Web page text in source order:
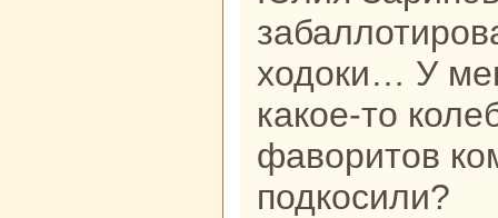
ходоки… У
какое-то
фаворитов
подкосили?